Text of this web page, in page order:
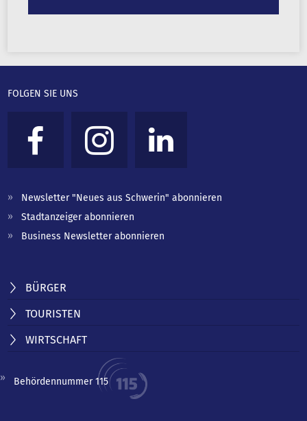
FOLGEN SIE UNS
Newsletter "Neues aus Schwerin" abonnieren
Stadtanzeiger abonnieren
Business Newsletter abonnieren
BÜRGER
TOURISTEN
WIRTSCHAFT
Behördennummer 115